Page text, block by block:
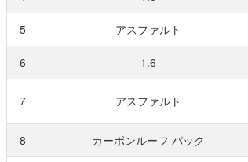
5 アスファルト
6 1.6
7 アスファルト
8 カーボンルーフ パック